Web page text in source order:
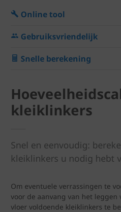
Online tool
Gebruiksvriendelijk
Snelle berekening
kleiklinkers
Snel en eenvoudig:
kleiklinkers u nodig hebt
Om eventuele verrassingen te
voor de aanvang van het
vloer voldoende kleiklinkers te